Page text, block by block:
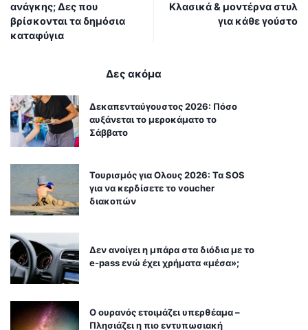
ανάγκης; Δες που
βρίσκονται τα δημόσια
καταφύγια
Κλασικά & μοντέρνα στυλ
για κάθε γούστο
Δες ακόμα
Δεκαπενταύγουστος 2026: Πόσο
αυξάνεται το μεροκάματο το
Σάββατο
Τουρισμός για Ολους 2026: Τα SOS
για να κερδίσετε το voucher
διακοπών
Δεν ανοίγει η μπάρα στα διόδια με το
e-pass ενώ έχει χρήματα «μέσα»;
Ο ουρανός ετοιμάζει υπερθέαμα –
Πλησιάζει η πιο εντυπωσιακή